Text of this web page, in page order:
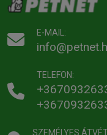
E-MAIL:
TELEFON:
SZEMÉLYES